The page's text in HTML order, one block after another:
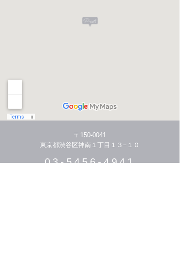
〒150-0041
東京都渋谷区神南１丁目１３−１０
03-5456-4941